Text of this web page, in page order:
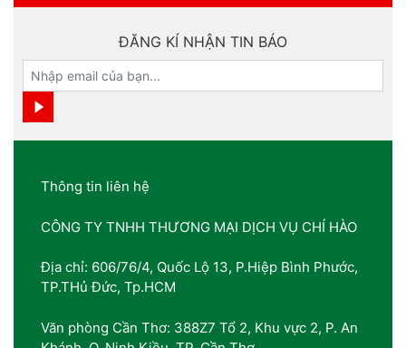
ĐĂNG KÍ NHẬN TIN BÁO
Thông tin liên hệ
CÔNG TY TNHH THƯƠNG MẠI DỊCH VỤ CHÍ HÀO
Địa chỉ: 606/76/4, Quốc Lộ 13, P.Hiệp Bình Phước,
TP.THủ Đức, Tp.HCM
Văn phòng Cần Thơ: 388Z7 Tổ 2, Khu vực 2, P. An